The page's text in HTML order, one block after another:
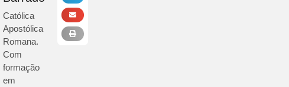
Católica
Apostólica
Romana.
Com
formação
em